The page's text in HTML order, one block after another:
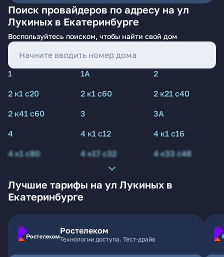
Поиск провайдеров по адресу на ул
Лукиных в Екатеринбурге
Воспользуйтесь поиском, чтобы найти свой дом
1 1А
2
2 к1 с20
2 к1 с60
2 к21 с40
2 к41 с60
3
3А
4
4 к1 с12
4 к1 с16
4 к1 с80
4 к17 с32 4 к33 с48
Лучшие тарифы на ул Лукиных в
Екатеринбурге
Ростелеком
Технологии доступа. Тест-драйв